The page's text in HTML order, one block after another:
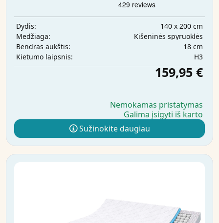
Dydis:
140 x 200 cm
Medžiaga:
Kišeninės spyruoklės
Bendras aukštis:
18 cm
Kietumo laipsnis:
H3
159,95 €
Nemokamas pristatymas
Galima įsigyti iš karto
Sužinokite daugiau